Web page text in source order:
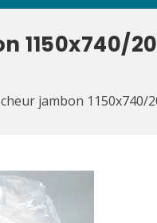
1150x740/
jambon 1150x740/